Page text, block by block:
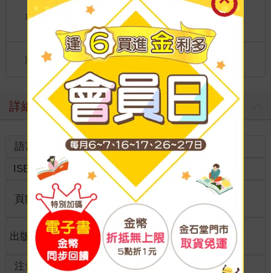
台灣
到店取貨：
不限金額免運費
海外
國際快遞：全球
港澳店取：
詳細資料
語言 中文繁體 裝訂
紙本平裝
ISBN
9789887980346 分級 普通級
頁數 328
商品規
格
25開15*21cm
出版地 香港
適讀年
齡
全齡適讀
注音 級別